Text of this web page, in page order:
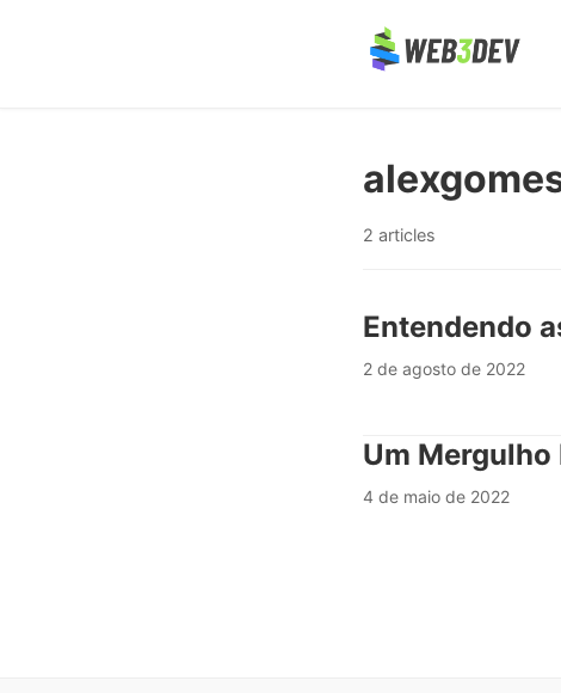
2 articles
Entendendo
2 de agosto de 2022
Um Mergulho
4 de maio de 2022